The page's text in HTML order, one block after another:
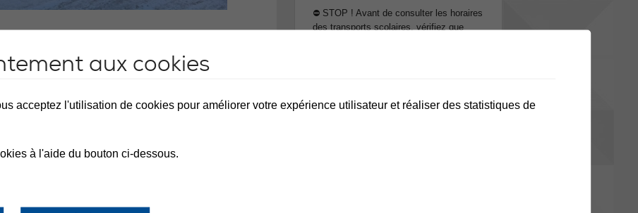
⛔️ STOP ! Avant de consulter les horaires
des transports scolaires, vérifiez que
ce nouveau document fait foi pour la
aux cookies
acceptez l'utilisation de cookies pour améliorer votre expérience utilisateur et réaliser des statistiques de
à l'aide du bouton ci-dessous.